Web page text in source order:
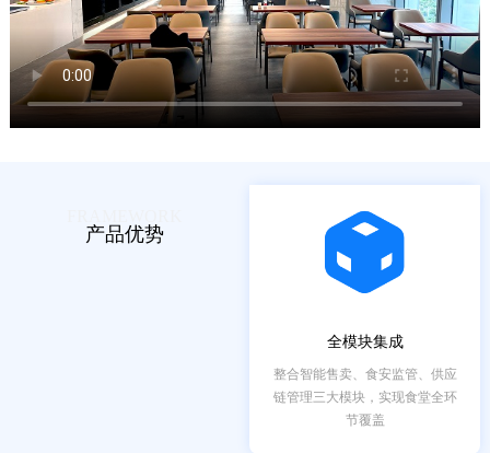
产品优势
全模块集成
整合智能售卖、食安监管、供应
链管理三大模块，实现食堂全环
节覆盖